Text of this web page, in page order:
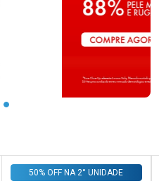
50% OFF NA 2° UNIDADE